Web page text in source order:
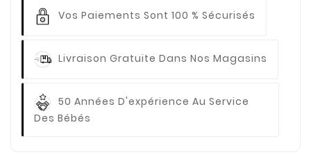
Vos Paiements Sont 100 % Sécurisés
Livraison Gratuite Dans Nos Magasins
50 Années D'expérience Au Service
Des Bébés